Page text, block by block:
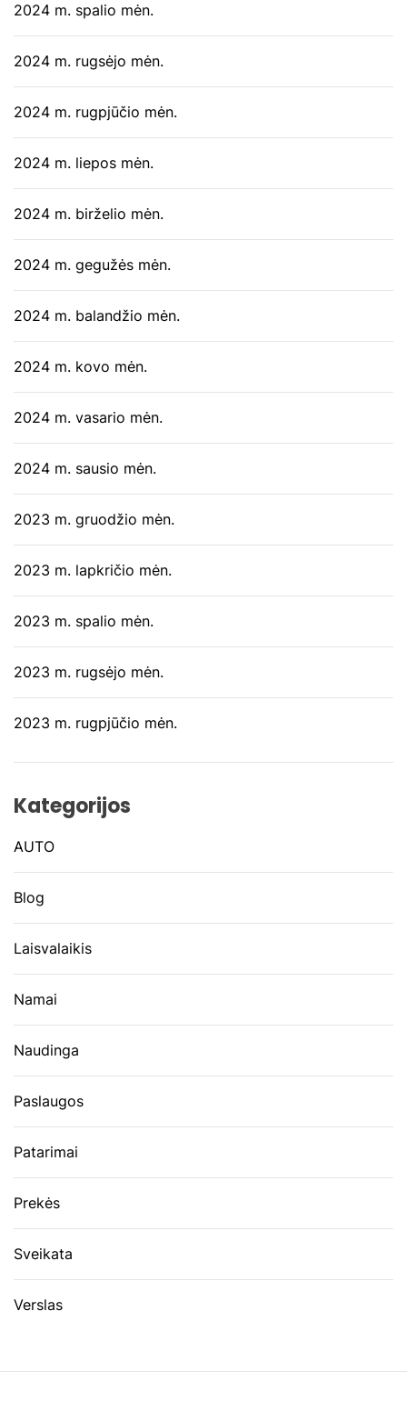
2024 m. spalio mėn.
2024 m. rugsėjo mėn.
2024 m. rugpjūčio mėn.
2024 m. liepos mėn.
2024 m. birželio mėn.
2024 m. gegužės mėn.
2024 m. balandžio mėn.
2024 m. kovo mėn.
2024 m. vasario mėn.
2024 m. sausio mėn.
2023 m. gruodžio mėn.
2023 m. lapkričio mėn.
2023 m. spalio mėn.
2023 m. rugsėjo mėn.
2023 m. rugpjūčio mėn.
Kategorijos
AUTO
Blog
Laisvalaikis
Namai
Naudinga
Paslaugos
Patarimai
Prekės
Sveikata
Verslas